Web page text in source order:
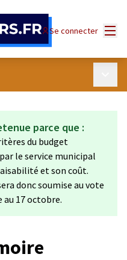
Se connecter
parce que :
du budget
le service municipal
et son coût.
donc soumise au vote
au 17 octobre.